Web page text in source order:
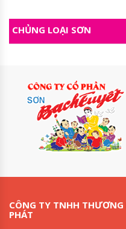
CHỦNG LOẠI SƠN
CÔNG TY TNHH
PHÁT